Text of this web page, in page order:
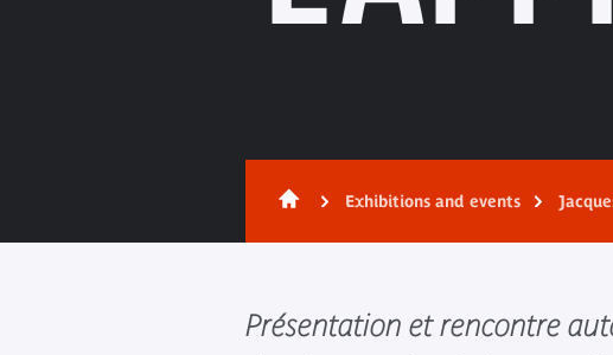
Exhibitions and events
Présentation et rencontre